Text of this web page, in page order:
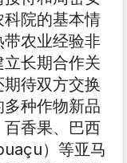
院的基本情
农业经验非
长期合作关
待双方交换
种作物新品
香果、巴西
）等亚马